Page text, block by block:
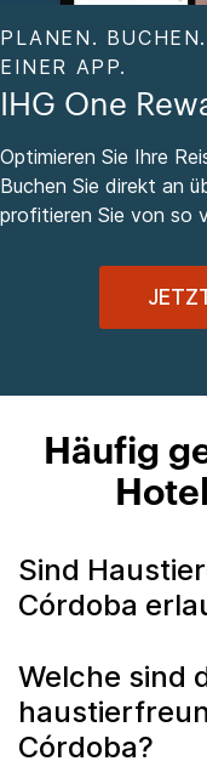
PLANEN.
EINER APP.
IHG One
Optimieren Sie Ihre
Buchen Sie direkt an
profitieren Sie von so
Häufig
Sind
Córdoba
Welche sind
Córdoba?